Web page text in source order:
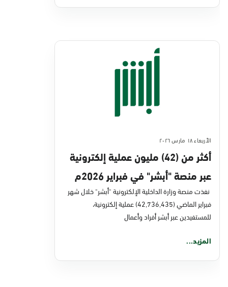
الأربعاء ١٨ مارس ٢٠٢٦
أكثر من (42) مليون عملية إلكترونية
عبر منصة "أبشر" في فبراير 2026م
نفذت منصة وزارة الداخلية الإلكترونية "أبشر" خلال شهر
فبراير الماضي (42,736,435) عملية إلكترونية،
للمستفيدين عبر أبشر أفراد وأعمال
المزيد...